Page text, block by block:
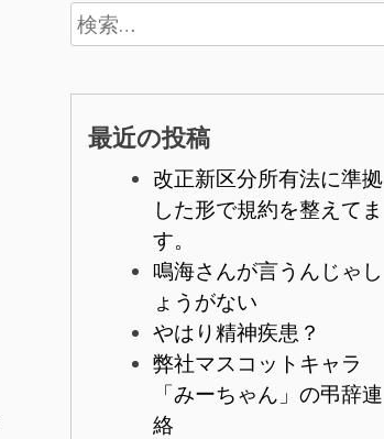
検
索:
最近の投稿
改正新区分所有法に準拠
した形で規約を整えてま
す。
鳴海さんが言うんじゃし
ょうがない
やはり精神疾患？
弊社マスコットキャラ
「みーちゃん」の弔辞連
絡